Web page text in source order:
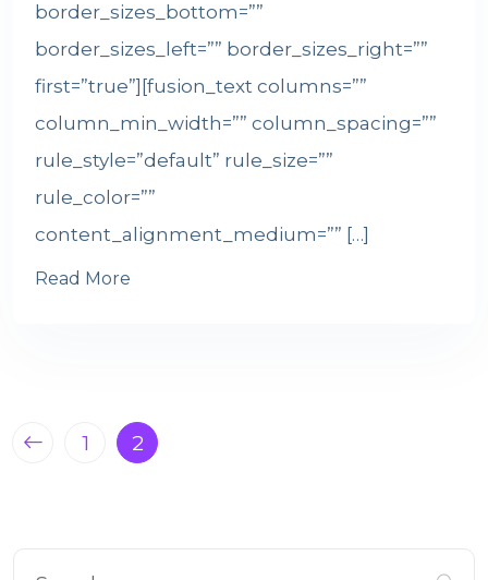
border_sizes_bottom=””
border_sizes_left=”” border_sizes_right=””
first=”true”][fusion_text columns=””
column_min_width=”” column_spacing=””
rule_style=”default” rule_size=””
rule_color=””
content_alignment_medium=”” […]
Read More
1 2